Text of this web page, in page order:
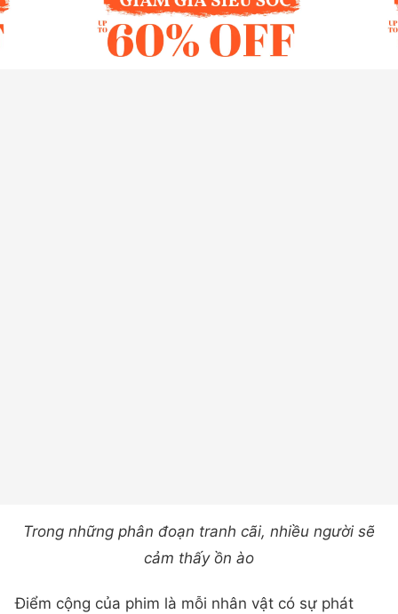
Trong những phân đoạn tranh cãi, nhiều người sẽ
cảm thấy ồn ào
Điểm cộng của phim là mỗi nhân vật có sự phát